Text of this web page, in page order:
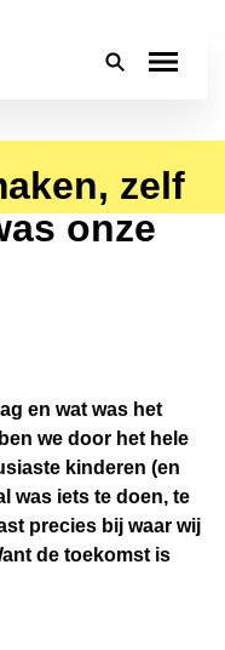
zelf
onze
en wat was het
we door het hele
kinderen (en
was iets te doen, te
precies bij waar wij
de toekomst is